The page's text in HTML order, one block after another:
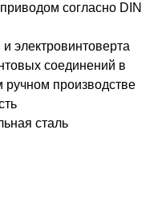
согласно DIN
электровинтоверта
соединений в
производстве
сталь